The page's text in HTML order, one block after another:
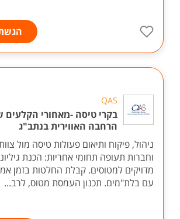
QAS
בקרי טיסה -מאחורי הקלעים
הרחבה האווירית בנתב"ג
ניהול, פיקוח ותיאום פעולות טיסה מול
וחברות תעופה תחומי אחריות: הכנת
מדויקים למטוסים. קבלת החלטות בזמן
עם בלת"מים. תכנון העמסת מטוס, לרב...